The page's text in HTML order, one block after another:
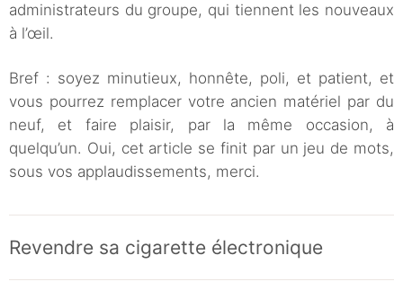
administrateurs du groupe, qui tiennent les nouveaux
à l’œil.
Bref : soyez minutieux, honnête, poli, et patient, et
vous pourrez remplacer votre ancien matériel par du
neuf, et faire plaisir, par la même occasion, à
quelqu’un. Oui, cet article se finit par un jeu de mots,
sous vos applaudissements, merci.
Revendre sa cigarette électronique